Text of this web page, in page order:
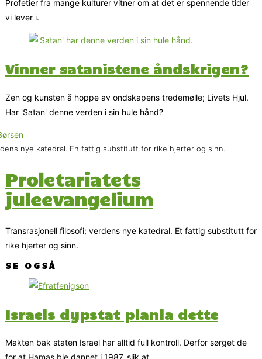
Profetier fra mange kulturer vitner om at det er spennende tider
vi lever i.
Vinner satanistene åndskrigen?
Zen og kunsten å hoppe av ondskapens tredemølle; Livets Hjul.
Har 'Satan' denne verden i sin hule hånd?
nye katedral. En fattig substitutt for rike hjerter og sinn.
Proletariatets
juleevangelium
Transrasjonell filosofi; verdens nye katedral. Et fattig substitutt for
rike hjerter og sinn.
SE OGSÅ
Israels dypstat planla dette
Makten bak staten Israel har alltid full kontroll. Derfor sørget de